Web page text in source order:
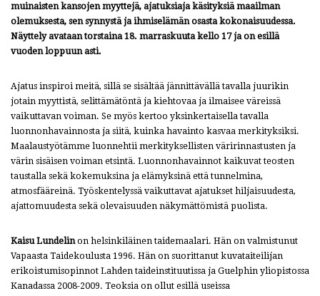
muinaisten kansojen myyttejä, ajatuksiaja käsityksiä maailman
olemuksesta, sen synnystä ja ihmiselämän osasta kokonaisuudessa.
Näyttely avataan torstaina 18. marraskuuta kello 17 ja on esillä
vuoden loppuun asti.
Ajatus inspiroi meitä, sillä se sisältää jännittävällä tavalla juurikin
jotain myyttistä, selittämätöntä ja kiehtovaa ja ilmaisee väreissä
vaikuttavan voiman. Se myös kertoo yksinkertaisella tavalla
luonnonhavainnosta ja siitä, kuinka havainto kasvaa merkityksiksi.
Maalaustyötämme luonnehtii merkityksellisten väririnnastusten ja
värin sisäisen voiman etsintä. Luonnonhavainnot kaikuvat teosten
taustalla sekä kokemuksina ja elämyksinä että tunnelmina,
atmosfääreinä. Työskentelyssä vaikuttavat ajatukset hiljaisuudesta,
ajattomuudesta sekä olevaisuuden näkymättömistä puolista.
Kaisu Lundelinon helsinkiläinen taidemaalari. Hän on valmistunut
Vapaasta Taidekoulusta 1996. Hän on suorittanut kuvataiteilijan
erikoistumisopinnot Lahden taideinstituutissa ja Guelphin yliopistossa
Kanadassa 2008-2009. Teoksia on ollut esillä useissa